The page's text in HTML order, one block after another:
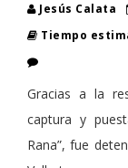
Jesús Calata
Tiempo
Gracias a la
captura y
Rana”, fue